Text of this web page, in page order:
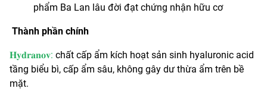
phẩm Ba Lan lâu đời đạt chứng nhận hữu cơ
Thành phần chính
𝐇𝐲𝐝𝐫𝐚𝐧𝐨𝐯: chất cấp ẩm kích hoạt sản sinh hyaluronic acid
tầng biểu bì, cấp ẩm sâu, không gây dư thừa ẩm trên bề
mặt.